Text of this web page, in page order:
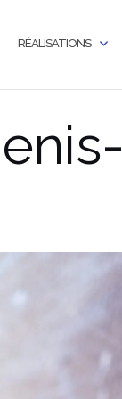
RÉALISATIONS